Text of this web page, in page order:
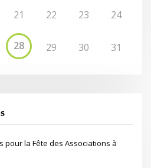
21 22 23 24
28 29 30 31
pour la Fête des Associations à